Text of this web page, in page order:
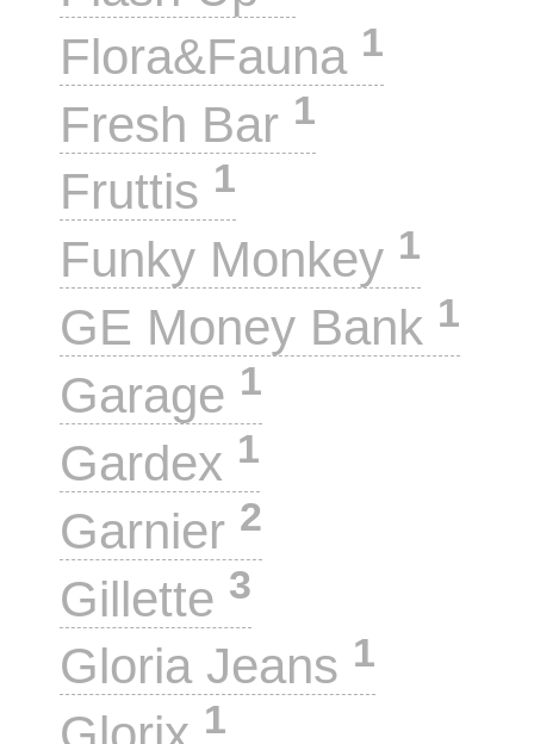
Flora&Fauna 1
Fresh Bar 1
Fruttis 1
Funky Monkey 1
GE Money Bank 1
Garage 1
Gardex 1
Garnier 2
Gillette 3
Gloria Jeans 1
1